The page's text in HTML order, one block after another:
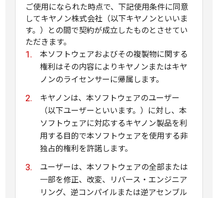
ご使用になられた時点で、下記使用条件に同意
してキヤノン株式会社（以下キヤノンといいま
す。）との間で契約が成立したものとさせてい
ただきます。
本ソフトウェアおよびその複製物に関する
権利はその内容によりキヤノンまたはキヤ
ノンのライセンサーに帰属します。
キヤノンは、本ソフトウェアのユーザー
（以下ユーザーといいます。）に対し、本
ソフトウェアに対応するキヤノン製品を利
用する目的で本ソフトウェアを使用する非
独占的権利を許諾します。
ユーザーは、本ソフトウェアの全部または
一部を修正、改変、リバース・エンジニア
リング、逆コンパイルまたは逆アセンブル